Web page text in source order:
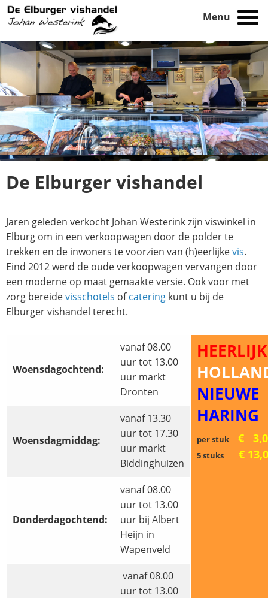
Menu
De Elburger vishandel
Jaren geleden verkocht Johan Westerink zijn viswinkel in
Elburg om in een verkoopwagen door de polder te
trekken en de inwoners te voorzien van (h)eerlijkevis.
Eind 2012 werd de oude verkoopwagen vervangen door
een moderne op maat gemaakte versie. Ook voor met
zorg bereidevisschotels ofcatering kunt u bij de
Elburger vishandel terecht.
Woensdagochtend:
vanaf 08.00
uur tot 13.00
uur markt
Dronten
NIEUWE
HARING
per stuk €
5 stuks €
Woensdagmiddag:
vanaf 13.30
uur tot 17.30
uur markt
Biddinghuizen
Donderdagochtend:
vanaf 08.00
uur tot 13.00
uur bij Albert
Heijn in
Wapenveld
vanaf 08.00
uur tot 13.00